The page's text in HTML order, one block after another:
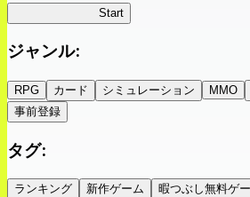
Start
ジャンル:
RPG カード シミュレーション MMO
事前登録
タグ:
ランキング 新作ゲーム 暇つぶし無料ゲ